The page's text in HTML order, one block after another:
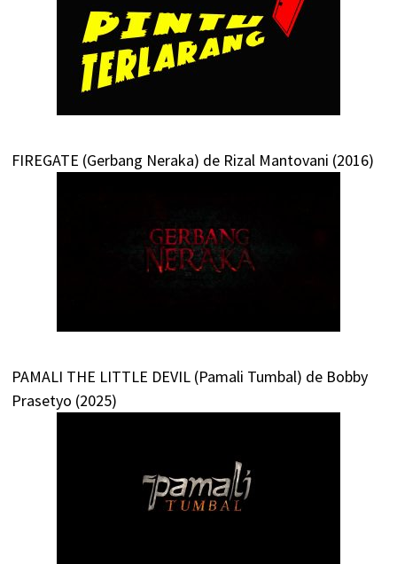
FIREGATE (Gerbang Neraka) de Rizal Mantovani (2016)
PAMALI THE LITTLE DEVIL (Pamali Tumbal) de Bobby
Prasetyo (2025)